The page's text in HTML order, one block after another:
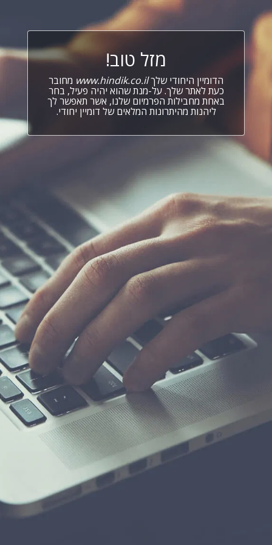
מזל טוב!
הדומיין היחודי שלךwww.hindik.co.il מחובר
כעת לאתר שלך. על-מנת שהוא יהיה פעיל, בחר
באחת מחבילות הפרמיום שלנו, אשר תאפשר לך
ליהנות מהיתרונות המלאים של דומיין יחודי.